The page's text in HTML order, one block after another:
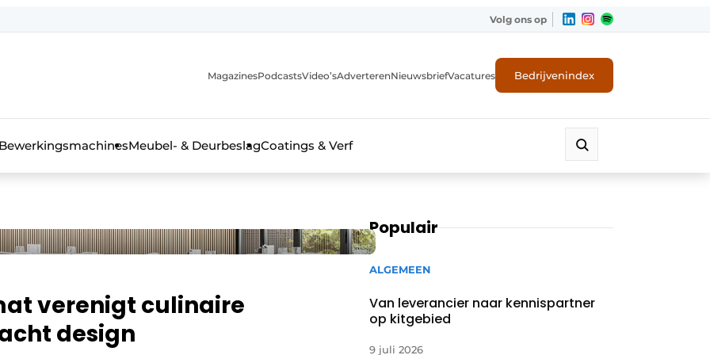
Volg ons op
MagazinesPodcastsVideo’sAdverterenNieuwsbriefVacatures Bedrijvenindex
BewerkingsmachinesMeubel- & DeurbeslagCoatings & Verf
verenigt culinaire
design
Populair
ALGEMEEN
Van leverancier naar kennispartner
op kitgebied
9 juli 2026